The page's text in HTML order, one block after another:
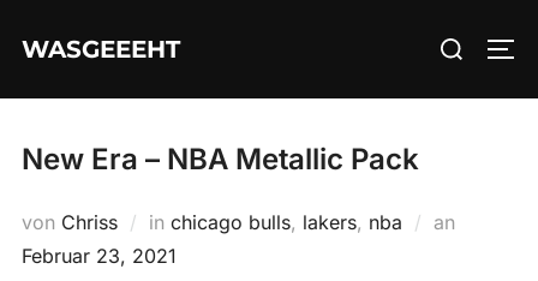
InhaltWASGEEEHT
Suchen
New Era – NBA Metallic Pack
von Chriss in chicago bulls, lakers, nba an
Februar 23, 2021